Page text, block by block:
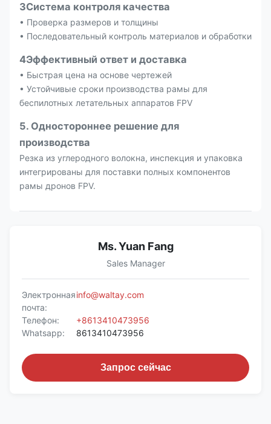
3Система контроля качества
• Проверка размеров и толщины
• Последовательный контроль материалов и обработки
4Эффективный ответ и доставка
• Быстрая цена на основе чертежей
• Устойчивые сроки производства рамы для
беспилотных летательных аппаратов FPV
5. Одностороннее решение для
производства
Резка из углеродного волокна, инспекция и упаковка
интегрированы для поставки полных компонентов
рамы дронов FPV.
Ms. Yuan Fang
Sales Manager
Электронная
почта:
info@waltay.com
Телефон:
+8613410473956
Whatsapp:
8613410473956
Запрос сейчас